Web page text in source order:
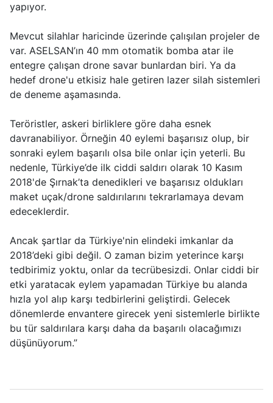
yapıyor.
Mevcut silahlar haricinde üzerinde çalışılan projeler de
var. ASELSAN’ın 40 mm otomatik bomba atar ile
entegre çalışan drone savar bunlardan biri. Ya da
hedef drone'u etkisiz hale getiren lazer silah sistemleri
de deneme aşamasında.
Teröristler, askeri birliklere göre daha esnek
davranabiliyor. Örneğin 40 eylemi başarısız olup, bir
sonraki eylem başarılı olsa bile onlar için yeterli. Bu
nedenle, Türkiye’de ilk ciddi saldırı olarak 10 Kasım
2018'de Şırnak’ta denedikleri ve başarısız oldukları
maket uçak/drone saldırılarını tekrarlamaya devam
edeceklerdir.
Ancak şartlar da Türkiye'nin elindeki imkanlar da
2018’deki gibi değil. O zaman bizim yeterince karşı
tedbirimiz yoktu, onlar da tecrübesizdi. Onlar ciddi bir
etki yaratacak eylem yapamadan Türkiye bu alanda
hızla yol alıp karşı tedbirlerini geliştirdi. Gelecek
dönemlerde envantere girecek yeni sistemlerle birlikte
bu tür saldırılara karşı daha da başarılı olacağımızı
düşünüyorum.”